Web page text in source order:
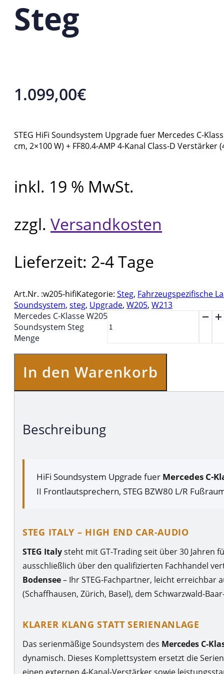
Steg
1.099,00€
STEG HiFi Soundsystem Upgrade fuer Mercedes C-
cm, 2×100 W) + FF80.4-AMP 4-Kanal Class-D Verstärker
inkl. 19 % MwSt.
zzgl. Versandkosten
Lieferzeit: 2-4 Tage
Art.Nr. :w205-hifiKategorie: Steg, Fahrzeugspezifische
Soundsystem, steg, Upgrade, W205, W213
Mercedes C-Klasse W205
Soundsystem Steg
Menge
In den Warenkorb
Beschreibung
HiFi Soundsystem Upgrade fuer Mercedes C-
II Frontlautsprechern, STEG BZW80 L/R
STEG ITALY – HIGH END CAR-AUDIO
STEG Italysteht mit GT-Trading seit über 30 Jahren
ausschließlich über den qualifizierten Fachhandel
Bodensee– Ihr STEG-Fachpartner, leicht erreichbar
(Schaffhausen, Zürich, Basel), dem Schwarzwald-
KLARER KLANG STATT SERIENANLAGE
Das serienmäßige Soundsystem des Mercedes C-
dynamisch. Dieses Komplettsystem ersetzt die